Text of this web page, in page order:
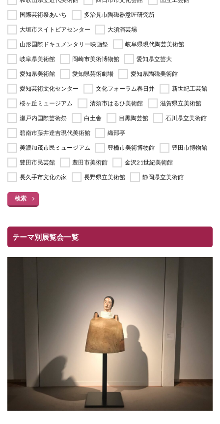
国際芸術祭あいち
多治見市陶磁器意匠研究所
大垣市スイトピアセンター
大須演芸場
山形国際ドキュメンタリー映画祭
岐阜県現代陶芸美術館
岐阜県美術館
岡崎市美術博物館
愛知県立芸大
愛知県美術館
愛知県芸術劇場
愛知県陶磁美術館
愛知芸術文化センター
文化フォーラム春日井
新世紀工芸館
桜ヶ丘ミュージアム
清須市はるひ美術館
滋賀県立美術館
瀬戸内国際芸術祭
白土舎 目黒陶芸館
石川県立美術館
碧南市藤井達吉現代美術館
織部亭
美濃加茂市民ミュージアム
豊橋市美術博物館
豊田市博物館
豊田市民芸館
豊田市美術館
金沢21世紀美術館
長久手市文化の家
長野県立美術館 静岡県立美術館
検索
テーマ別展覧会一覧